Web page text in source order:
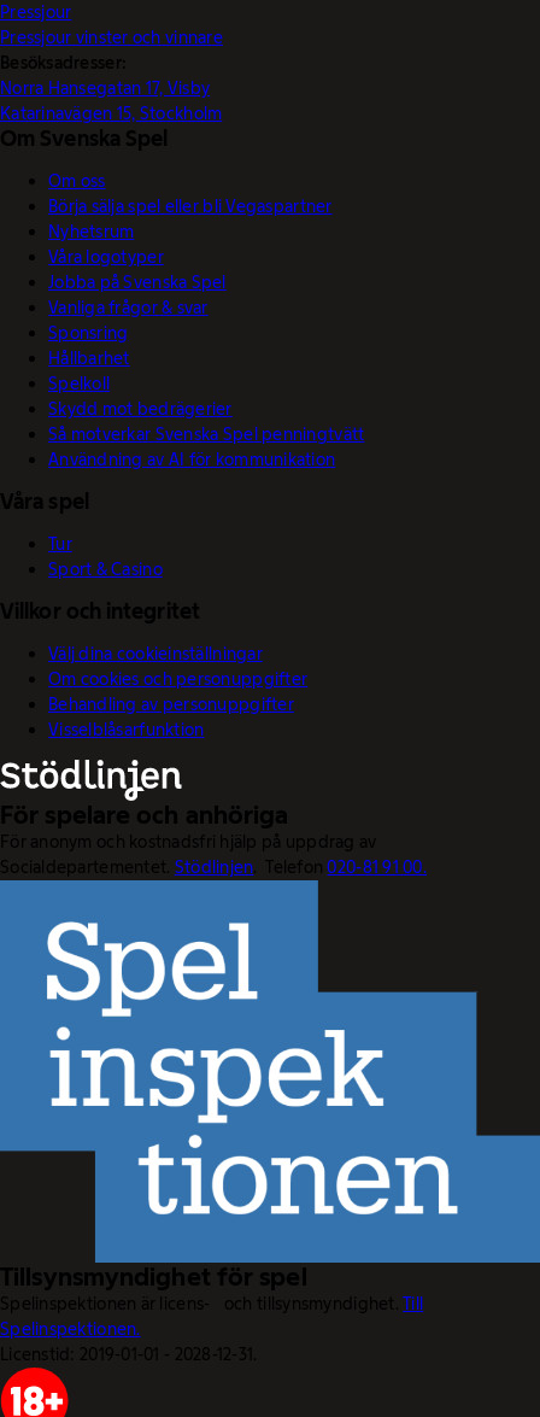
Pressjour
Pressjour vinster och vinnare
Besöksadresser:
Norra Hansegatan 17, Visby
Katarinavägen 15, Stockholm
Om Svenska Spel
Om oss
Börja sälja spel eller bli Vegaspartner
Nyhetsrum
Våra logotyper
Jobba på Svenska Spel
Vanliga frågor & svar
Sponsring
Hållbarhet
Spelkoll
Skydd mot bedrägerier
Så motverkar Svenska Spel penningtvätt
Användning av AI för kommunikation
Våra spel
Tur
Sport & Casino
Villkor och integritet
Välj dina cookieinställningar
Om cookies och personuppgifter
Behandling av personuppgifter
Visselblåsarfunktion
För spelare och anhöriga
För anonym och kostnadsfri hjälp på uppdrag av
Socialdepartementet. Stödlinjen. Telefon020-81 91 00.
Tillsynsmyndighet för spel
Spelinspektionen är licens- och tillsynsmyndighet.Till
Spelinspektionen.
Licenstid: 2019-01-01 - 2028-12-31.